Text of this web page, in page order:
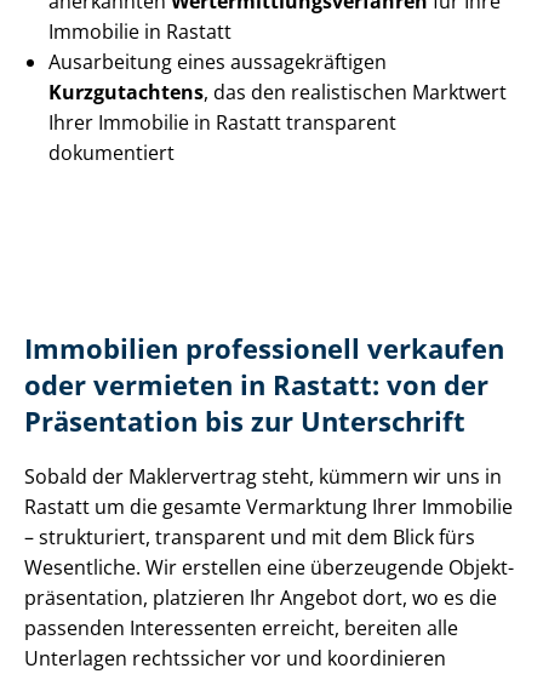
Immobilie in Rastatt
Ausarbeitung eines aus­sa­ge­kräf­ti­gen
Kurzgutachtens, das den realistischen Marktwert
Ihrer Immobilie in Rastatt transparent
dokumentiert
Immobilien professionell verkaufen
oder vermieten in Rastatt: von der
Präsentation bis zur Unterschrift
Sobald der Maklervertrag steht, kümmern wir uns in
Rastatt um die gesamte Vermarktung Ihrer Immobilie
– strukturiert, transparent und mit dem Blick fürs
Wesentliche. Wir erstellen eine überzeugende Ob­jekt­
prä­sen­ta­ti­on, platzieren Ihr Angebot dort, wo es die
passenden Interessenten erreicht, bereiten alle
Unterlagen rechtssicher vor und koordinieren